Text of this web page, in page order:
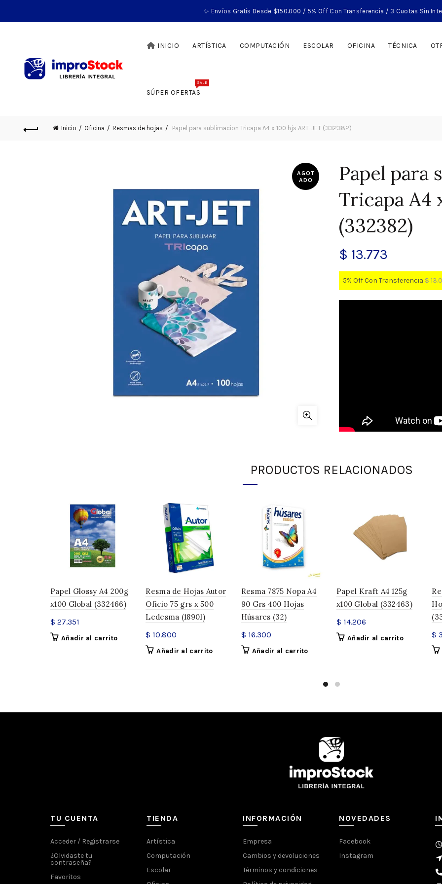
✨ Envíos Gratis Desde $150.000 / 5% Off Con Transferencia / 3 Cuotas Sin
INICIO ARTÍSTICA COMPUTACIÓN ESCOLAR OFICINA TÉCNICA
SÚPER OFERTAS
SALE
Inicio Oficina Resmas de hojas Papel para sublimacion Tricapa A4 x 100 hjs ART-JET (332382)
AGOT
ADO
Papel para
Tricapa A4
(332382)
$ 13.773
5% Off Con Transferencia $
¡Agregá$ 150.000al carrito y
DESCRIPCIÓN
Papel Especial Tricapa Para
Descripción
Previene el caminito de
No se dobla, no es
Categoría:
Compartir
PRODUCTOS RELACIONADOS
Papel Glossy A4 200g
x100 Global (332466)
$ 27.351
Añadir al carrito
Resma de Hojas Autor
Oficio 75 grs x 500
Ledesma (18901)
$ 10.800
Añadir al carrito
Resma 7875 Nopa A4
90 Grs 400 Hojas
Húsares (32)
$ 16.300
Añadir al carrito
Papel Kraft A4 125g
x100 Global (332463)
$ 14.206
Añadir al carrito
$
TU CUENTA
Acceder / Registrarse
¿Olvidaste tu
contraseña?
Favoritos
TIENDA
Artística
Computación
Escolar
INFORMACIÓN
Empresa
Cambios y devoluciones
Términos y condiciones
NOVEDADES
Facebook
Instagram